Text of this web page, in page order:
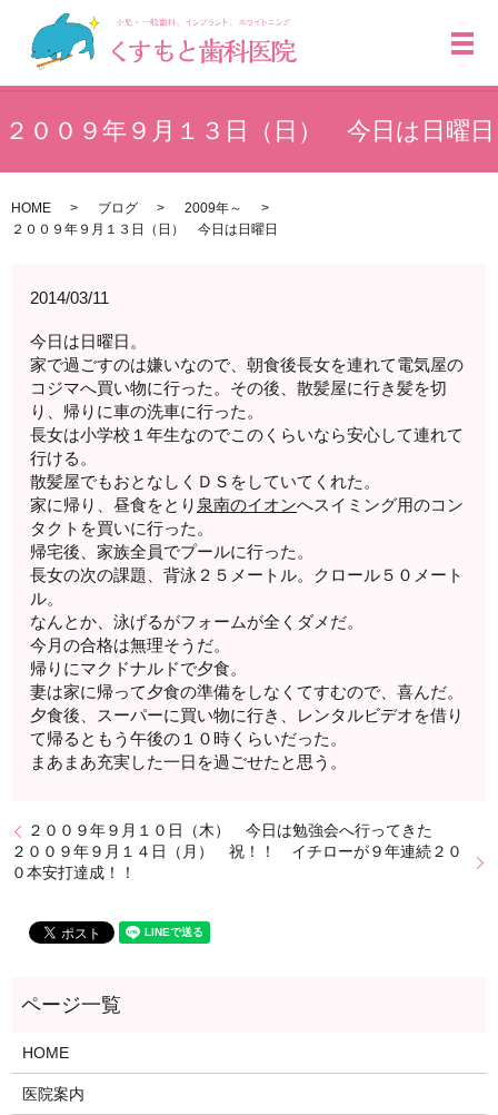
メ
２００９年９月１３日（日） 今日は日曜日
HOME ブログ
2009年～
２００９年９月１３日（日） 今日は日曜日
2014/03/11
今日は日曜日。
家で過ごすのは嫌いなので、朝食後長女を連れて電気屋の
コジマへ買い物に行った。その後、散髪屋に行き髪を切
り、帰りに車の洗車に行った。
長女は小学校１年生なのでこのくらいなら安心して連れて
行ける。
散髪屋でもおとなしくＤＳをしていてくれた。
家に帰り、昼食をとり 泉南のイオンへスイミング用のコン
タクトを買いに行った。
帰宅後、家族全員でプールに行った。
長女の次の課題、背泳２５メートル。クロール５０メート
ル。
なんとか、泳げるがフォームが全くダメだ。
今月の合格は無理そうだ。
帰りにマクドナルドで夕食。
妻は家に帰って夕食の準備をしなくてすむので、喜んだ。
夕食後、スーパーに買い物に行き、レンタルビデオを借り
て帰るともう午後の１０時くらいだった。
まあまあ充実した一日を過ごせたと思う。
２００９年９月１０日（木） 今日は勉強会へ行ってきた
２００９年９月１４日（月） 祝！！ イチローが９年連続２０
０本安打達成！！
HOME
医院案内